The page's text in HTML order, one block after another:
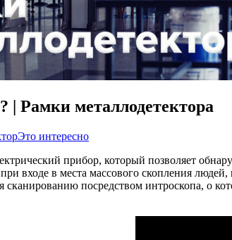
| Рамки металлодетектора
Это интересно
прибор, который позволяет
входе в места массового скопления
посредством интроскопа, о